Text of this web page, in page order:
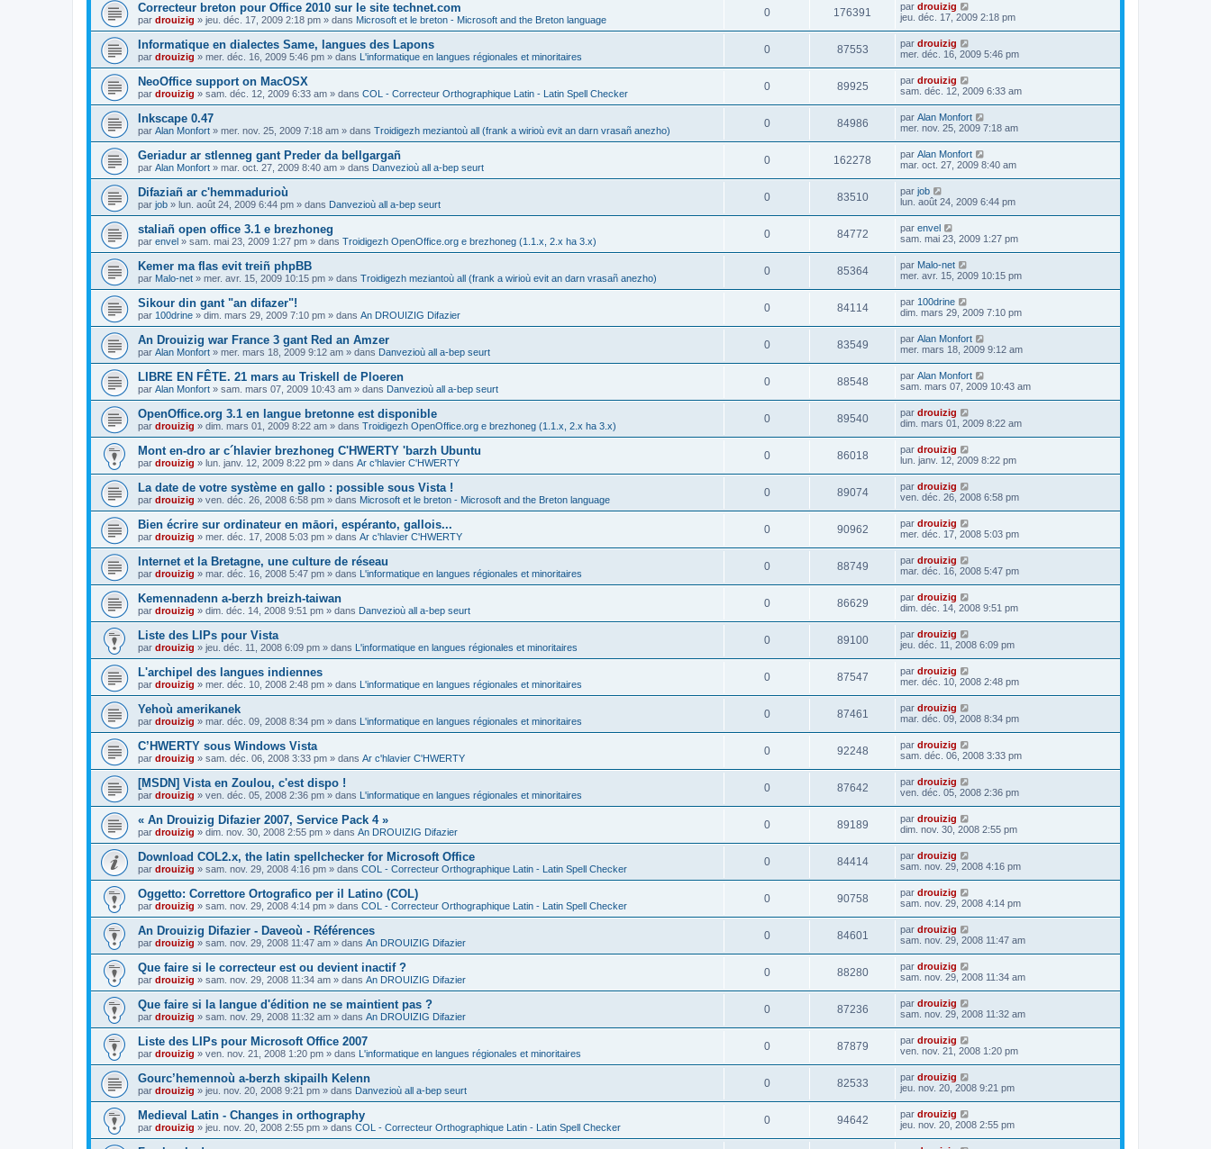
Correcteur breton pour Office 2010 sur le site technet.com
par drouizig » jeu. déc. 17, 2009 2:18 pm » dans Microsoft et le breton - Microsoft and the Breton language
0 176391 par drouizig
jeu. déc. 17, 2009 2:18 pm
Informatique en dialectes Same, langues des Lapons
par drouizig » mer. déc. 16, 2009 5:46 pm » dans L'informatique en langues régionales et minoritaires
0 87553 par drouizig
mer. déc. 16, 2009 5:46 pm
NeoOffice support on MacOSX
par drouizig » sam. déc. 12, 2009 6:33 am » dans COL - Correcteur Orthographique Latin - Latin Spell Checker
0 89925 par drouizig
sam. déc. 12, 2009 6:33 am
Inkscape 0.47
par Alan Monfort » mer. nov. 25, 2009 7:18 am » dans Troidigezh meziantoù all (frank a wirioù evit an darn vrasañ anezho)
0 84986 par Alan Monfort
mer. nov. 25, 2009 7:18 am
Geriadur ar stlenneg gant Preder da bellgargañ
par Alan Monfort » mar. oct. 27, 2009 8:40 am » dans Danvezioù all a-bep seurt
0 162278 par Alan Monfort
mar. oct. 27, 2009 8:40 am
Difaziañ ar c'hemmadurioù
par job » lun. août 24, 2009 6:44 pm » dans Danvezioù all a-bep seurt
0 83510 par job
lun. août 24, 2009 6:44 pm
staliañ open office 3.1 e brezhoneg
par envel » sam. mai 23, 2009 1:27 pm » dans Troidigezh OpenOffice.org e brezhoneg (1.1.x, 2.x ha 3.x)
0 84772 par envel
sam. mai 23, 2009 1:27 pm
Kemer ma flas evit treiñ phpBB
par Malo-net » mer. avr. 15, 2009 10:15 pm » dans Troidigezh meziantoù all (frank a wirioù evit an darn vrasañ anezho)
0 85364 par Malo-net
mer. avr. 15, 2009 10:15 pm
Sikour din gant "an difazer"!
par 100drine » dim. mars 29, 2009 7:10 pm » dans An DROUIZIG Difazier
0 84114 par 100drine
dim. mars 29, 2009 7:10 pm
An Drouizig war France 3 gant Red an Amzer
par Alan Monfort » mer. mars 18, 2009 9:12 am » dans Danvezioù all a-bep seurt
0 83549 par Alan Monfort
mer. mars 18, 2009 9:12 am
LIBRE EN FÊTE. 21 mars au Triskell de Ploeren
par Alan Monfort » sam. mars 07, 2009 10:43 am » dans Danvezioù all a-bep seurt
0 88548 par Alan Monfort
sam. mars 07, 2009 10:43 am
OpenOffice.org 3.1 en langue bretonne est disponible
par drouizig » dim. mars 01, 2009 8:22 am » dans Troidigezh OpenOffice.org e brezhoneg (1.1.x, 2.x ha 3.x)
0 89540 par drouizig
dim. mars 01, 2009 8:22 am
Mont en-dro ar c´hlavier brezhoneg C'HWERTY 'barzh Ubuntu
par drouizig » lun. janv. 12, 2009 8:22 pm » dans Ar c'hlavier C'HWERTY
0 86018 par drouizig
lun. janv. 12, 2009 8:22 pm
La date de votre système en gallo : possible sous Vista !
par drouizig » ven. déc. 26, 2008 6:58 pm » dans Microsoft et le breton - Microsoft and the Breton language
0 89074 par drouizig
ven. déc. 26, 2008 6:58 pm
Bien écrire sur ordinateur en māori, espéranto, gallois...
par drouizig » mer. déc. 17, 2008 5:03 pm » dans Ar c'hlavier C'HWERTY
0 90962 par drouizig
mer. déc. 17, 2008 5:03 pm
Internet et la Bretagne, une culture de réseau
par drouizig » mar. déc. 16, 2008 5:47 pm » dans L'informatique en langues régionales et minoritaires
0 88749 par drouizig
mar. déc. 16, 2008 5:47 pm
Kemennadenn a-berzh breizh-taiwan
par drouizig » dim. déc. 14, 2008 9:51 pm » dans Danvezioù all a-bep seurt
0 86629 par drouizig
dim. déc. 14, 2008 9:51 pm
Liste des LIPs pour Vista
par drouizig » jeu. déc. 11, 2008 6:09 pm » dans L'informatique en langues régionales et minoritaires
0 89100 par drouizig
jeu. déc. 11, 2008 6:09 pm
L'archipel des langues indiennes
par drouizig » mer. déc. 10, 2008 2:48 pm » dans L'informatique en langues régionales et minoritaires
0 87547 par drouizig
mer. déc. 10, 2008 2:48 pm
Yehoù amerikanek
par drouizig » mar. déc. 09, 2008 8:34 pm » dans L'informatique en langues régionales et minoritaires
0 87461 par drouizig
mar. déc. 09, 2008 8:34 pm
C’HWERTY sous Windows Vista
par drouizig » sam. déc. 06, 2008 3:33 pm » dans Ar c'hlavier C'HWERTY
0 92248 par drouizig
sam. déc. 06, 2008 3:33 pm
[MSDN] Vista en Zoulou, c'est dispo !
par drouizig » ven. déc. 05, 2008 2:36 pm » dans L'informatique en langues régionales et minoritaires
0 87642 par drouizig
ven. déc. 05, 2008 2:36 pm
« An Drouizig Difazier 2007, Service Pack 4 »
par drouizig » dim. nov. 30, 2008 2:55 pm » dans An DROUIZIG Difazier
0 89189 par drouizig
dim. nov. 30, 2008 2:55 pm
Download COL2.x, the latin spellchecker for Microsoft Office
par drouizig » sam. nov. 29, 2008 4:16 pm » dans COL - Correcteur Orthographique Latin - Latin Spell Checker
0 84414 par drouizig
sam. nov. 29, 2008 4:16 pm
Oggetto: Correttore Ortografico per il Latino (COL)
par drouizig » sam. nov. 29, 2008 4:14 pm » dans COL - Correcteur Orthographique Latin - Latin Spell Checker
0 90758 par drouizig
sam. nov. 29, 2008 4:14 pm
An Drouizig Difazier - Daveoù - Références
par drouizig » sam. nov. 29, 2008 11:47 am » dans An DROUIZIG Difazier
0 84601 par drouizig
sam. nov. 29, 2008 11:47 am
Que faire si le correcteur est ou devient inactif ?
par drouizig » sam. nov. 29, 2008 11:34 am » dans An DROUIZIG Difazier
0 88280 par drouizig
sam. nov. 29, 2008 11:34 am
Que faire si la langue d'édition ne se maintient pas ?
par drouizig » sam. nov. 29, 2008 11:32 am » dans An DROUIZIG Difazier
0 87236 par drouizig
sam. nov. 29, 2008 11:32 am
Liste des LIPs pour Microsoft Office 2007
par drouizig » ven. nov. 21, 2008 1:20 pm » dans L'informatique en langues régionales et minoritaires
0 87879 par drouizig
ven. nov. 21, 2008 1:20 pm
Gourc’hemennoù a-berzh skipailh Kelenn
par drouizig » jeu. nov. 20, 2008 9:21 pm » dans Danvezioù all a-bep seurt
0 82533 par drouizig
jeu. nov. 20, 2008 9:21 pm
Medieval Latin - Changes in orthography
par drouizig » jeu. nov. 20, 2008 2:55 pm » dans COL - Correcteur Orthographique Latin - Latin Spell Checker
0 94642 par drouizig
jeu. nov. 20, 2008 2:55 pm